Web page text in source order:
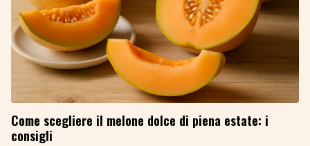
Come scegliere il melone dolce di piena estate: i
consigli